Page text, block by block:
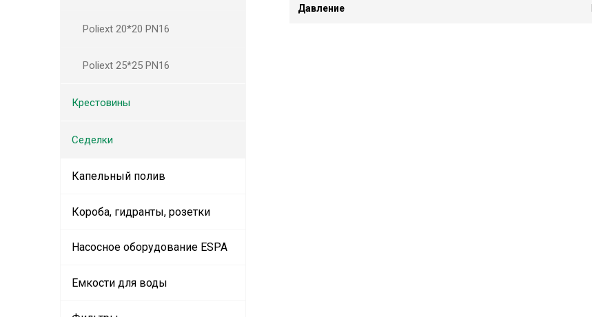
Давление
Poliext 20*20 PN16
Poliext 25*25 PN16
Крестовины
Седелки
Капельный полив
Короба, гидранты, розетки
Насосное оборудование ESPA
Емкости для воды